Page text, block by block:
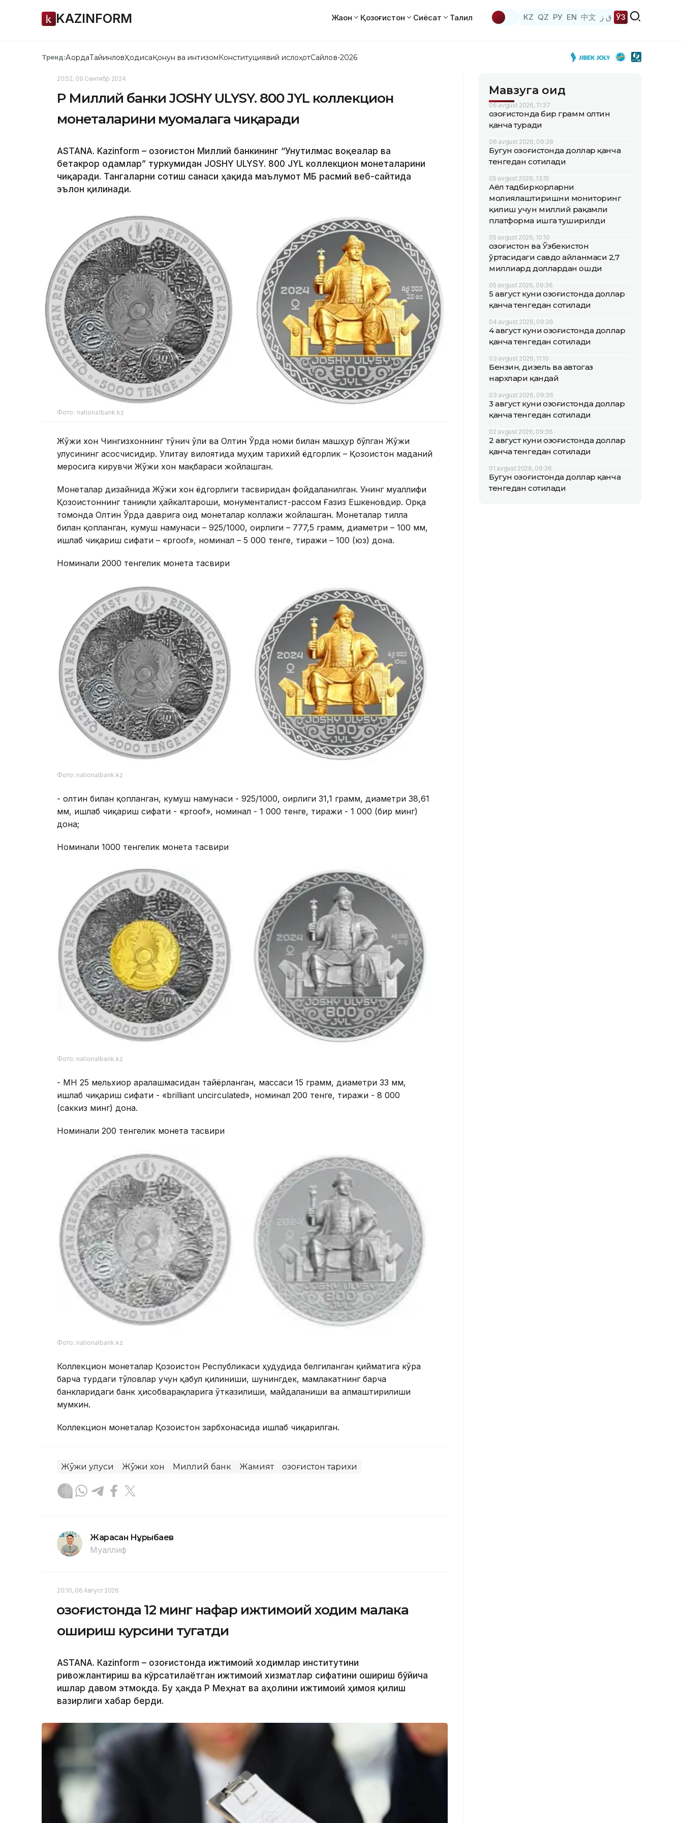
KAZINFORM Жаҳон Қозоғистон Сиёсат Таҳлил KZ QZ РУ EN 中文 ق ز ЎЗ
Тренд:АқордаТайинловҲодисаҚонун ва интизомКонституциявий ислоҳотСайлов-2026
20:52, 09 Сентябр 2024
ҚР Миллий банки JOSHY ULYSY. 800 JYL коллекцион
монеталарини муомалага чиқаради
ASTANA. Kazinform – Қозоғистон Миллий банкининг “Унутилмас воқеалар ва
бетакрор одамлар” туркумидан JOSHY ULYSY. 800 JYL коллекцион монеталарини
чиқаради. Тангаларни сотиш санаси ҳақида маълумот ҚМБ расмий веб-сайтида
эълон қилинади.
Фото: nationalbank.kz
Жўжи хон Чингизхоннинг тўнғич ўғли ва Олтин Ўрда номи билан машҳур бўлган Жўжи
улусининг асосчисидир. Улитау вилоятида муҳим тарихий ёдгорлик – Қозоғистон маданий
меросига кирувчи Жўжи хон мақбараси жойлашган.
Монеталар дизайнида Жўжи хон ёдгорлиги тасвиридан фойдаланилган. Унинг муаллифи
Қозоғистоннинг таниқли ҳайкалтароши, монументалист-рассом Ғазиз Ешкеновдир. Орқа
томонда Олтин Ўрда даврига оид монеталар коллажи жойлашган. Монеталар тилла
билан қопланган, кумуш намунаси – 925/1000, оғирлиги – 777,5 грамм, диаметри – 100 мм,
ишлаб чиқариш сифати – «proof», номинал – 5 000 тенге, тиражи – 100 (юз) дона.
Номинали 2000 тенгелик монета тасвири
Фото: nationalbank.kz
- олтин билан қопланган, кумуш намунаси - 925/1000, оғирлиги 31,1 грамм, диаметри 38,61
мм, ишлаб чиқариш сифати - «proof», номинал - 1 000 тенге, тиражи - 1 000 (бир минг)
дона;
Номинали 1000 тенгелик монета тасвири
Фото: nationalbank.kz
- МН 25 мельхиор аралашмасидан тайёрланган, массаси 15 грамм, диаметри 33 мм,
ишлаб чиқариш сифати - «brilliant uncirculated», номинал 200 тенге, тиражи - 8 000
(саккиз минг) дона.
Номинали 200 тенгелик монета тасвири
Фото: nationalbank.kz
Коллекцион монеталар Қозоғистон Республикаси ҳудудида белгиланган қийматига кўра
барча турдаги тўловлар учун қабул қилиниши, шунингдек, мамлакатнинг барча
банкларидаги банк ҳисобварақларига ўтказилиши, майдаланиши ва алмаштирилиши
мумкин.
Коллекцион монеталар Қозоғистон зарбхонасида ишлаб чиқарилган.
Жўжи улуси Жўжи хон Миллий банк Жамият Қозоғистон тарихи
Жарасқан Нұрыбаев
Муаллиф
20:10, 06 Август 2026
Қозоғистонда 12 минг нафар ижтимоий ходим малака
ошириш курсини тугатди
ASTANА. Кazinform – Қозоғистонда ижтимоий ходимлар институтини
ривожлантириш ва кўрсатилаётган ижтимоий хизматлар сифатини ошириш бўйича
ишлар давом этмоқда. Бу ҳақда ҚР Меҳнат ва аҳолини ижтимоий ҳимоя қилиш
вазирлиги хабар берди.
Мавзуга оид
06 avgust 2026, 11:37
Қозоғистонда бир грамм олтин
қанча туради
06 avgust 2026, 09:38
Бугун Қозоғистонда доллар қанча
тенгедан сотилади
05 avgust 2026, 13:15
Аёл тадбиркорларни
молиялаштиришни мониторинг
қилиш учун миллий рақамли
платформа ишга туширилди
05 avgust 2026, 10:10
Қозоғистон ва Ўзбекистон
ўртасидаги савдо айланмаси 2,7
миллиард доллардан ошди
05 avgust 2026, 09:36
5 август куни Қозоғистонда доллар
қанча тенгедан сотилади
04 avgust 2026, 09:36
4 август куни Қозоғистонда доллар
қанча тенгедан сотилади
03 avgust 2026, 11:10
Бензин, дизель ва автогаз
нархлари қандай
03 avgust 2026, 09:36
3 август куни Қозоғистонда доллар
қанча тенгедан сотилади
02 avgust 2026, 09:36
2 август куни Қозоғистонда доллар
қанча тенгедан сотилади
01 avgust 2026, 09:36
Бугун Қозоғистонда доллар қанча
тенгедан сотилади